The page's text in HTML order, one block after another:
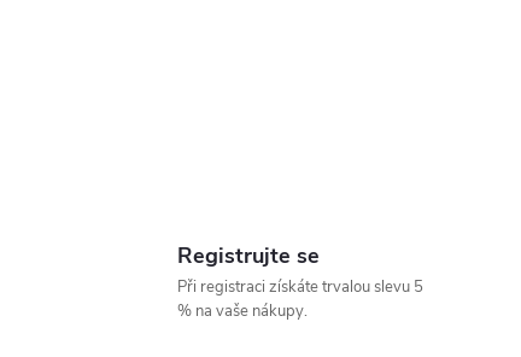
Registrujte se
Při registraci získáte trvalou slevu 5
% na vaše nákupy.